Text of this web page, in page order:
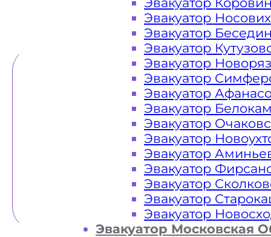
WHATSAPP
Эвакуатор
Эвакуатор
Эвакуатор
Эвакуатор
Эвакуатор
Эвакуатор
Эвакуатор
Эвакуатор
Эвакуатор
Эвакуатор
Эвакуатор
Эвакуатор
Эвакуатор
Эвакуатор
Эвакуатор Московская